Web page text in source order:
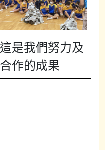
這是我們努力及
合作的成果